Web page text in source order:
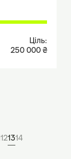
Ціль:
250 000 ₴
121314